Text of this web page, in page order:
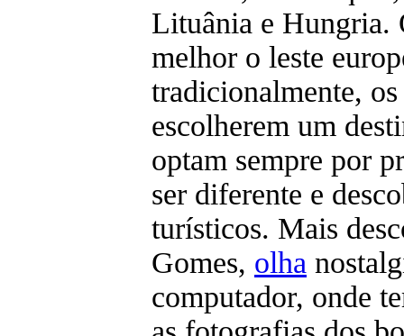
Lituânia e Hungria.
melhor o leste
tradicionalmente,
escolherem um
optam sempre por
ser diferente e
turísticos. Mais
Gomes, olha
computador, onde